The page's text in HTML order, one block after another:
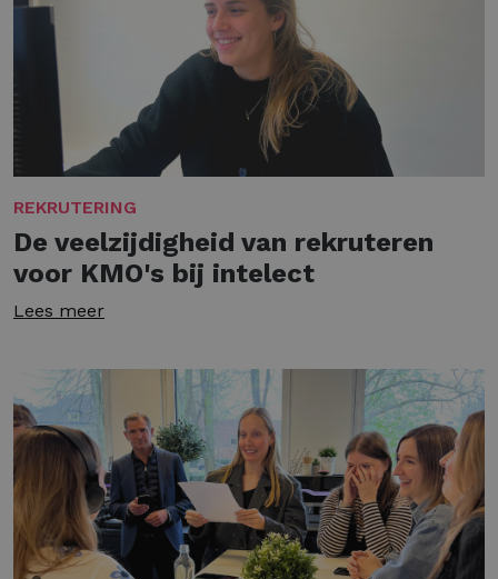
REKRUTERING
De veelzijdigheid van rekruteren
voor KMO's bij intelect
Lees meer